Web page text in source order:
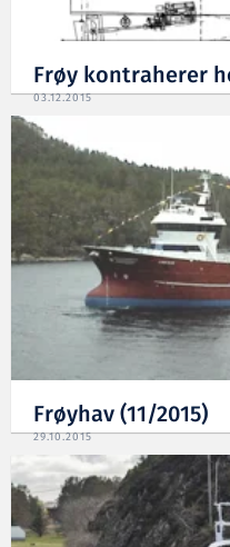
Frøy kontraherer
03.12.2015
Frøyhav (11/2015)
29.10.2015